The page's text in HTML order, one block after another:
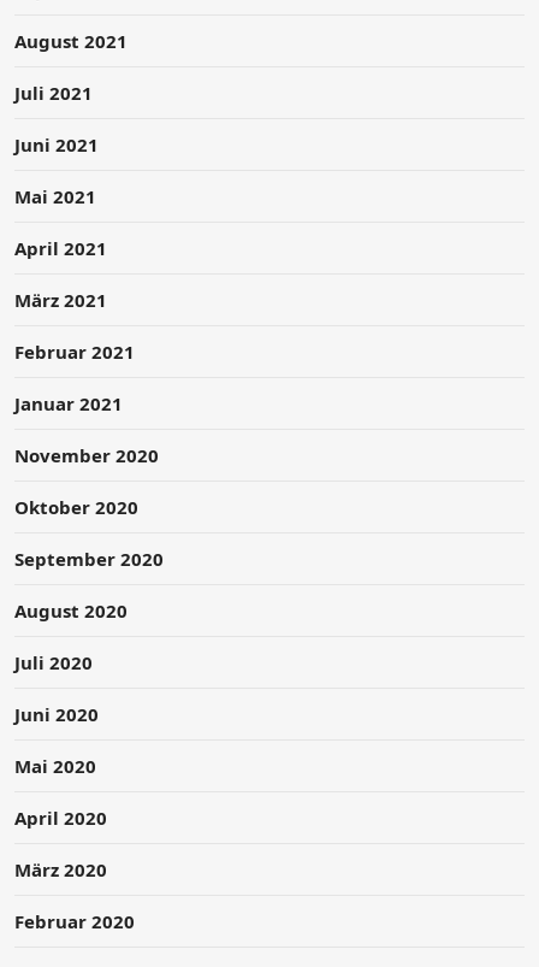
August 2021
Juli 2021
Juni 2021
Mai 2021
April 2021
März 2021
Februar 2021
Januar 2021
November 2020
Oktober 2020
September 2020
August 2020
Juli 2020
Juni 2020
Mai 2020
April 2020
März 2020
Februar 2020